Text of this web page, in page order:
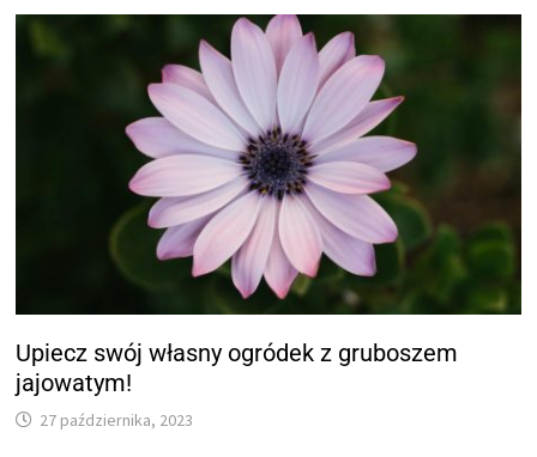
Upiecz swój własny ogródek z gruboszem
jajowatym!
27 października, 2023